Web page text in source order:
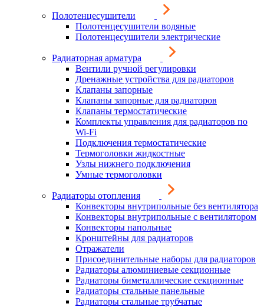
Полотенцесушители
Полотенцесушители водяные
Полотенцесушители электрические
Радиаторная арматура
Вентили ручной регулировки
Дренажные устройства для радиаторов
Клапаны запорные
Клапаны запорные для радиаторов
Клапаны термостатические
Комплекты управления для радиаторов по
Wi-Fi
Подключения термостатические
Термоголовки жидкостные
Узлы нижнего подключения
Умные термоголовки
Радиаторы отопления
Конвекторы внутрипольные без вентилятора
Конвекторы внутрипольные с вентилятором
Конвекторы напольные
Кронштейны для радиаторов
Отражатели
Присоединительные наборы для радиаторов
Радиаторы алюминиевые секционные
Радиаторы биметаллические секционные
Радиаторы стальные панельные
Радиаторы стальные трубчатые